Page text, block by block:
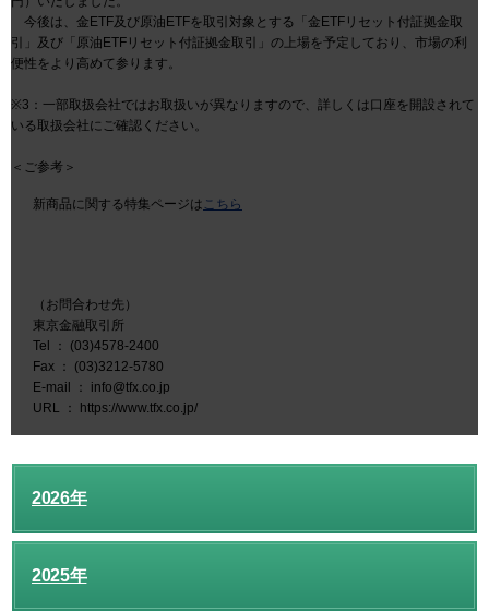
今後は、金ETF及び原油ETFを取引対象とする「金ETFリセット付証拠金取
引」及び「原油ETFリセット付証拠金取引」の上場を予定しており、市場の利
便性をより高めて参ります。
※3：一部取扱会社ではお取扱いが異なりますので、詳しくは口座を開設されて
いる取扱会社にご確認ください。
＜ご参考＞
新商品に関する特集ページはこちら
（お問合わせ先）
東京金融取引所
Tel ： (03)4578-2400
Fax ： (03)3212-5780
E-mail ： info@tfx.co.jp
URL ： https://www.tfx.co.jp/
2026年
2025年